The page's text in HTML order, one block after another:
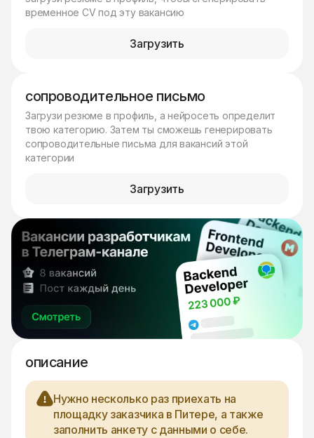
временное CV под эту вакансию
Загрузить
сопроводительное письмо
Загрузи резюме в профиль, а нейросеть определит
твою категорию. Затем ты сможешь генерировать
сопроводительные письма для вакансий этой
категории
Загрузить
описание
Нужно несколько раз приехать на
площадку заказчика в Питере, а также
заполнить анкету с данными о себе.